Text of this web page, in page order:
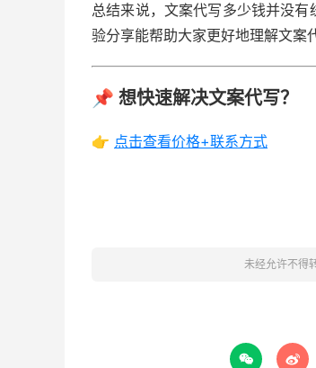
总结来说，文案代写多少钱并没
验分享能帮助大家更好地理解文案
📌 想快速解决文案代写？
👉 点击查看价格+联系方式
未经允许不得
 